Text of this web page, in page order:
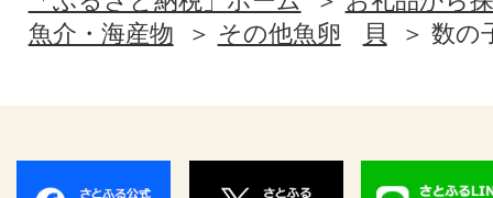
魚介・海産物
その他魚卵 貝 数の